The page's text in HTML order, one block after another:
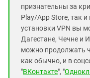
признательны за
Play/App Store, так и
установки VPN вы
Дагестане, Чечне и
можно продолжать
как обычно, и в
"ВКонтакте", "